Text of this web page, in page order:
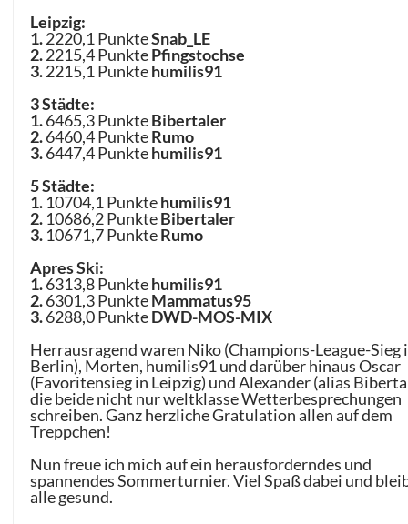
Leipzig:
1.2220,1 PunkteSnab_LE
2.2215,4 PunktePfingstochse
3.2215,1 Punktehumilis91
3 Städte:
1.6465,3 PunkteBibertaler
2.6460,4 PunkteRumo
3.6447,4 Punktehumilis91
5 Städte:
1. 10704,1 Punktehumilis91
2. 10686,2 PunkteBibertaler
3. 10671,7 PunkteRumo
Apres Ski:
1.6313,8 Punktehumilis91
2.6301,3 PunkteMammatus95
3.6288,0 PunkteDWD-MOS-MIX
Herrausragend waren Niko (Champions-League-Sieg
Berlin), Morten, humilis91 und darüber hinaus Oscar
(Favoritensieg in Leipzig) und Alexander (alias
die beide nicht nur weltklasse Wetterbesprechungen
schreiben. Ganz herzliche Gratulation allen auf dem
Treppchen!
Nun freue ich mich auf ein herausforderndes und
spannendes Sommerturnier. Viel Spaß dabei und
alle gesund.